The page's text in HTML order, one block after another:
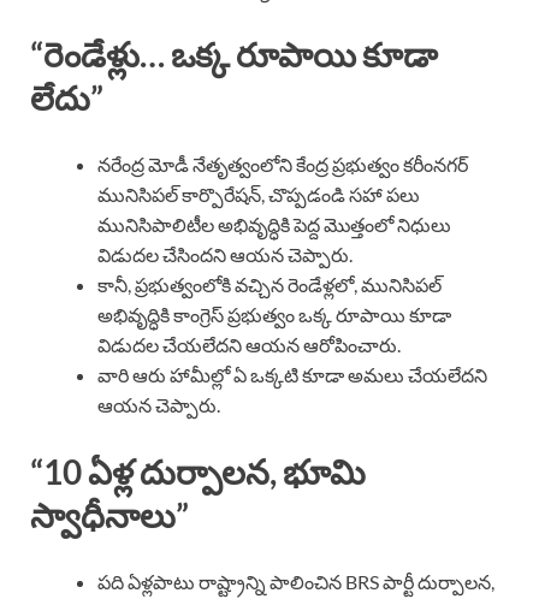
“రెండేళ్లు… ఒక్క రూపాయి కూడా
లేదు”
నరేంద్ర మోడీ నేతృత్వంలోని కేంద్ర ప్రభుత్వం కరీంనగర్
మునిసిపల్ కార్పొరేషన్, చొప్పడండి సహా పలు
మునిసిపాలిటీల అభివృద్ధికి పెద్ద మొత్తంలో నిధులు
విడుదల చేసిందని ఆయన చెప్పారు.
కానీ, ప్రభుత్వంలోకి వచ్చిన రెండేళ్లలో, మునిసిపల్
అభివృద్ధికి కాంగ్రెస్ ప్రభుత్వం ఒక్క రూపాయి కూడా
విడుదల చేయలేదని ఆయన ఆరోపించారు.
వారి ఆరు హామీల్లో ఏ ఒక్కటి కూడా అమలు చేయలేదని
ఆయన చెప్పారు.
“10 ఏళ్ల దుర్పాలన, భూమి
స్వాధీనాలు”
పది ఏళ్లపాటు రాష్ట్రాన్ని పాలించిన BRS పార్టీ దుర్పాలన,